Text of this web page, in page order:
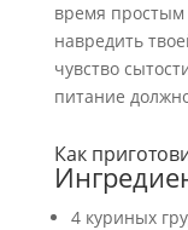
время
навредить
чувство
питание
Как
4 куриных